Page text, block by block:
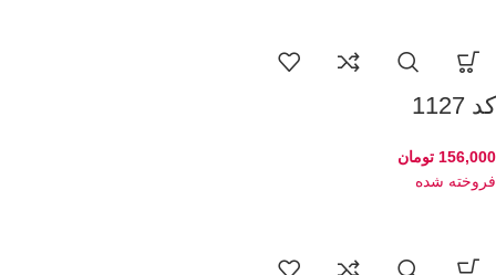
کد 1127
156,000 تومان
فروخته شده